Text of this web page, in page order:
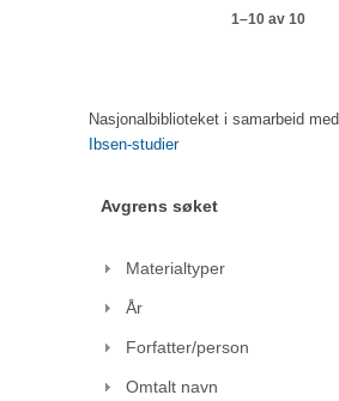
1–10 av 10
Nasjonalbiblioteket i samarbeid med
Ibsen-studier
Avgrens søket
Materialtyper
År
Forfatter/person
Omtalt navn